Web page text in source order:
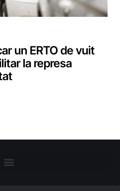
un ERTO de vuit
la represa